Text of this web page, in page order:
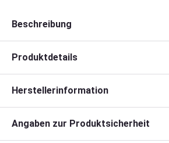
Beschreibung
Produktdetails
Herstellerinformation
Angaben zur Produktsicherheit